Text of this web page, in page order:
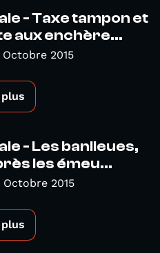
- Taxe tampon et
aux enchère...
2015
- Les banlieues,
les émeu...
2015